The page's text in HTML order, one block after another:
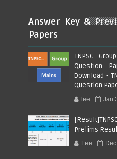
Answer Key &
Papers
TNPSC
Question
Download -
Question
lee Jan
Prelims
Lee